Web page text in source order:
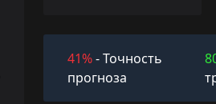
41%- Точность
прогноза